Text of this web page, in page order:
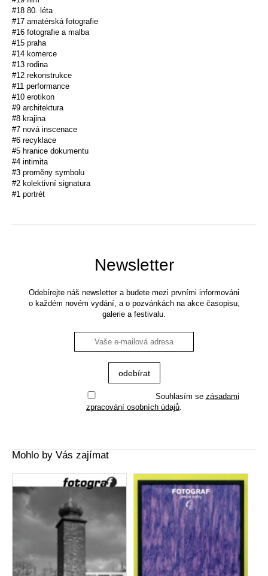
#18 80. léta
#17 amatérská fotografie
#16 fotografie a malba
#15 praha
#14 komerce
#13 rodina
#12 rekonstrukce
#11 performance
#10 erotikon
#9 architektura
#8 krajina
#7 nová inscenace
#6 recyklace
#5 hranice dokumentu
#4 intimita
#3 proměny symbolu
#2 kolektivní signatura
#1 portrét
Newsletter
Odebírejte náš newsletter a budete mezi prvními informováni
o každém novém vydání, a o pozvánkách na akce časopisu,
galerie a festivalu.
Souhlasím se zásadami
zpracování osobních údajů.
Mohlo by Vás zajímat